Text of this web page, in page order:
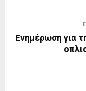
Ενημέρωση για